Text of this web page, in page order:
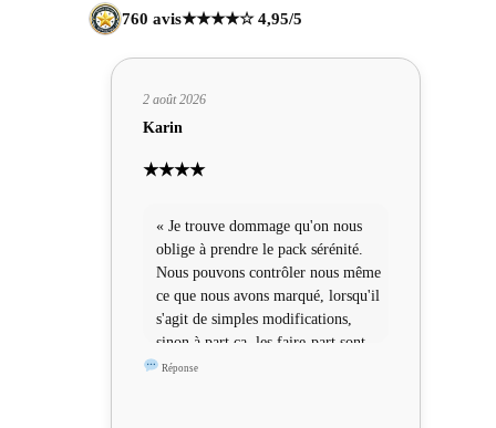
760 avis★★★★☆ 4,95/5
2 août 2026
Karin
★★★★
« Je trouve dommage qu'on nous
oblige à prendre le pack sérénité.
Nous pouvons contrôler nous même
ce que nous avons marqué, lorsqu'il
s'agit de simples modifications,
sinon à part ça, les faire-part sont
sympas »
Réponse